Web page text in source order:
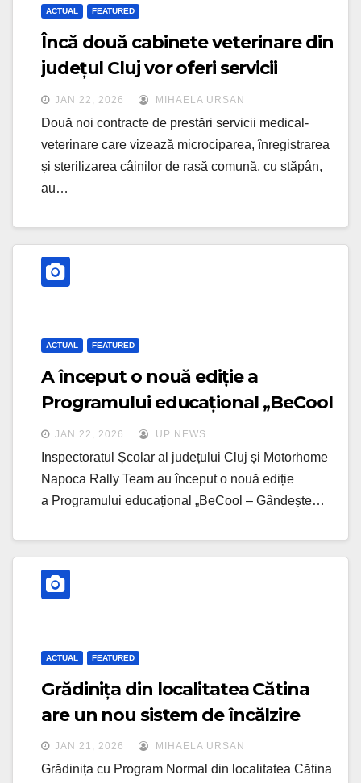
ACTUAL FEATURED
Încă două cabinete veterinare din
județul Cluj vor oferi servicii
subvenționate de sterilizare a
câinilor
JAN 22, 2026 MIHAELA URSAN
Două noi contracte de prestări servicii medical-
veterinare care vizează microciparea, înregistrarea
și sterilizarea câinilor de rasă comună, cu stăpân,
au…
ACTUAL FEATURED
A început o nouă ediție a
Programului educațional ,,BeCool
– Gândește înainte!” pentru elevii
clujeni
JAN 22, 2026 UP NEWS
Inspectoratul Școlar al județului Cluj și Motorhome
Napoca Rally Team au început o nouă ediție
a Programului educațional „BeCool – Gândește…
ACTUAL FEATURED
Grădinița din localitatea Cătina
are un nou sistem de încălzire
JAN 21, 2026 MIHAELA URSAN
Grădinița cu Program Normal din localitatea Cătina